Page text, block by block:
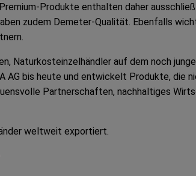
Produkte enthalten daher
zudem Demeter-Qualität. Ebenfalls
Naturkosteinzelhändler auf dem noch
bis heute und entwickelt Produkte, die
Partnerschaften, nachhaltiges
weltweit exportiert.